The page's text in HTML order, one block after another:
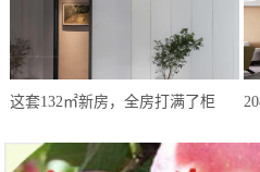
这套132㎡新房，全房打满了柜
松